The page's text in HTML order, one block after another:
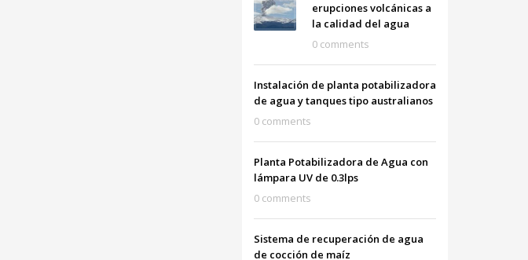
erupciones volcánicas a
la calidad del agua
0 comments
Instalación de planta potabilizadora
de agua y tanques tipo australianos
0 comments
Planta Potabilizadora de Agua con
lámpara UV de 0.3lps
0 comments
Sistema de recuperación de agua
de cocción de maíz